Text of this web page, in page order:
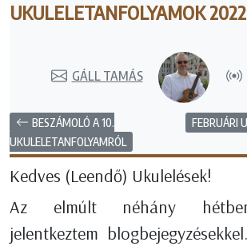
UKULELETANFOLYAMOK
GÁLL TAMÁS
BESZÁMOLÓ A 10.
UKULELETANFOLYAMRÓL
FEBRUÁRI
Kedves (Leendő) Ukulelések!
Az elmúlt néhány
jelentkeztem